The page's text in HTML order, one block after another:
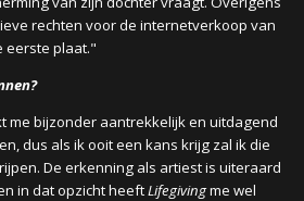
rechten voor de internetverkoop van
eerste plaat."
me bijzonder aantrekkelijk en uitdagend
dus als ik ooit een kans krijg zal ik die
De erkenning als artiest is uiteraard
in dat opzicht heeftLifegivingme wel